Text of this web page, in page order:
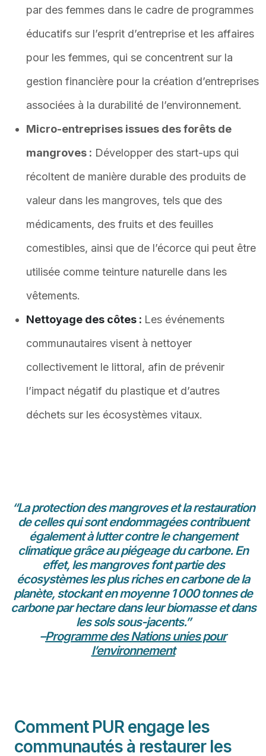
par des femmes dans le cadre de programmes
éducatifs sur l’esprit d’entreprise et les affaires
pour les femmes, qui se concentrent sur la
gestion financière pour la création d’entreprises
associées à la durabilité de l’environnement.
Micro-entreprises issues des forêts de
mangroves : Développer des start-ups qui
récoltent de manière durable des produits de
valeur dans les mangroves, tels que des
médicaments, des fruits et des feuilles
comestibles, ainsi que de l’écorce qui peut être
utilisée comme teinture naturelle dans les
vêtements.
Nettoyage des côtes : Les événements
communautaires visent à nettoyer
collectivement le littoral, afin de prévenir
l’impact négatif du plastique et d’autres
déchets sur les écosystèmes vitaux.
“La protection des mangroves et la restauration
de celles qui sont endommagées contribuent
également à lutter contre le changement
climatique grâce au piégeage du carbone. En
effet, les mangroves font partie des
écosystèmes les plus riches en carbone de la
planète, stockant en moyenne 1 000 tonnes de
carbone par hectare dans leur biomasse et dans
les sols sous-jacents.”
–Programme des Nations unies pour
l’environnement
Comment PUR engage les
communautés à restaurer les